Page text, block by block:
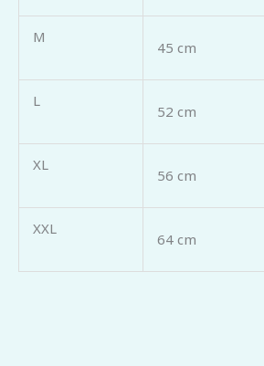
M
45 cm
L
52 cm
XL
56 cm
XXL
64 cm